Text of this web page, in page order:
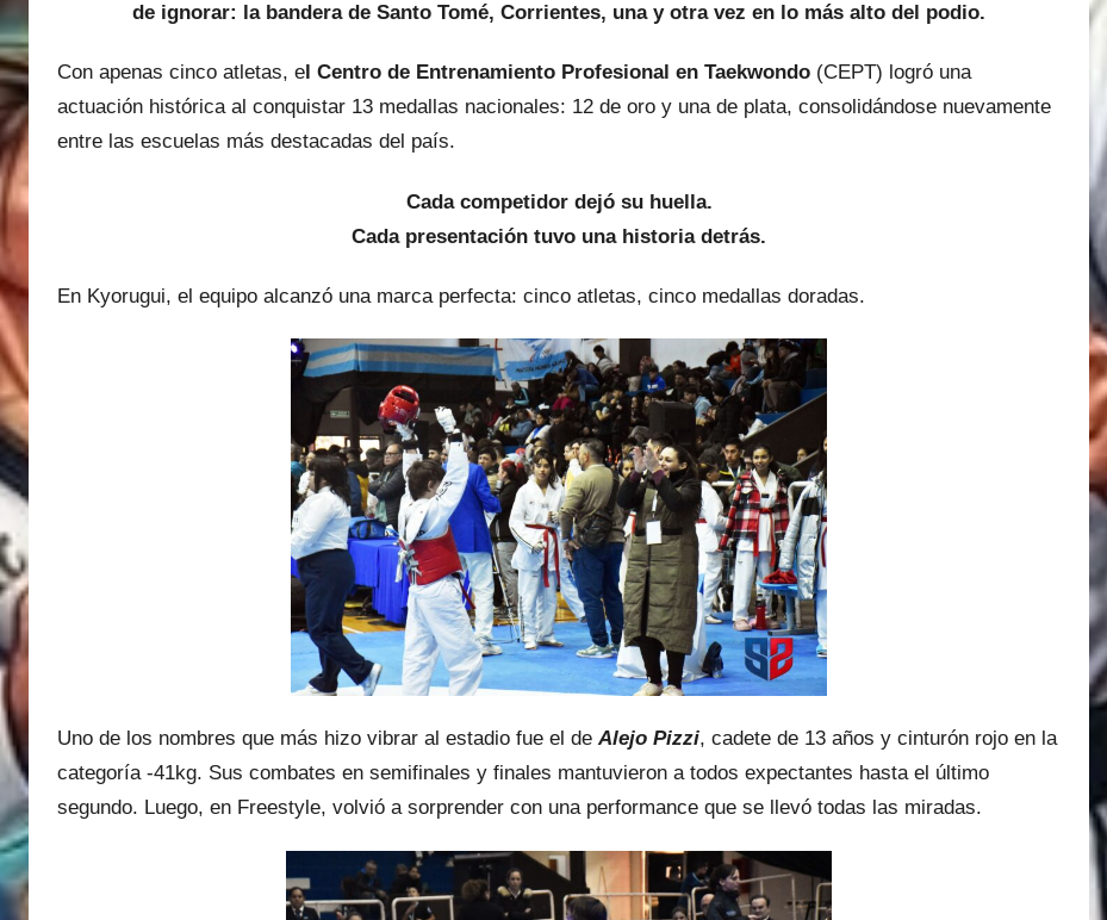
de ignorar: la bandera de Santo Tomé, Corrientes, una y otra vez en lo más alto del podio.
Con apenas cinco atletas, e l Centro de Entrenamiento Profesional en Taekwondo (CEPT) logró una
actuación histórica al conquistar 13 medallas nacionales: 12 de oro y una de plata, consolidándose nuevamente
entre las escuelas más destacadas del país.
Cada competidor dejó su huella.
Cada presentación tuvo una historia detrás.
En Kyorugui, el equipo alcanzó una marca perfecta: cinco atletas, cinco medallas doradas.
Uno de los nombres que más hizo vibrar al estadio fue el deAlejo Pizzi, cadete de 13 años y cinturón rojo en la
categoría -41kg. Sus combates en semifinales y finales mantuvieron a todos expectantes hasta el último
segundo. Luego, en Freestyle, volvió a sorprender con una performance que se llevó todas las miradas.